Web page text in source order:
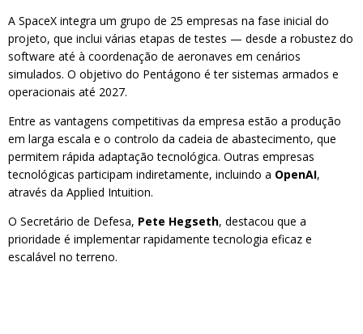
A SpaceX integra um grupo de 25 empresas na fase inicial do
projeto, que inclui várias etapas de testes — desde a robustez do
software até à coordenação de aeronaves em cenários
simulados. O objetivo do Pentágono é ter sistemas armados e
operacionais até 2027.
Entre as vantagens competitivas da empresa estão a produção
em larga escala e o controlo da cadeia de abastecimento, que
permitem rápida adaptação tecnológica. Outras empresas
tecnológicas participam indiretamente, incluindo a OpenAI,
através da Applied Intuition.
O Secretário de Defesa, Pete Hegseth, destacou que a
prioridade é implementar rapidamente tecnologia eficaz e
escalável no terreno.